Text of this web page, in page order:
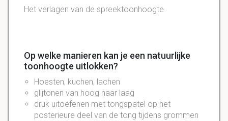
Het verlagen van de spreektoonhoogte
Op welke manieren kan je een natuurlijke
toonhoogte uitlokken?
Hoesten, kuchen, lachen
glijtonen van hoog naar laag
druk uitoefenen met tongspatel op het
posterieure deel van de tong tijdens grommen